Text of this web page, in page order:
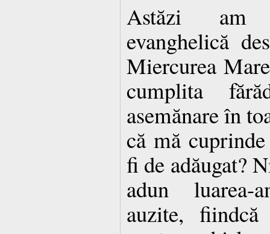
Astăzi am
evanghelică
Miercurea
cumplita
asemănare în
că mă
fi de adăugat?
adun luarea-
auzite,